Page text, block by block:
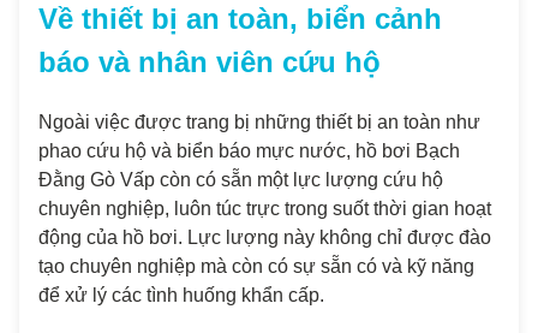
Về thiết bị an toàn, biển cảnh
báo và nhân viên cứu hộ
Ngoài việc được trang bị những thiết bị an toàn như
phao cứu hộ và biển báo mực nước, hồ bơi Bạch
Đằng Gò Vấp còn có sẵn một lực lượng cứu hộ
chuyên nghiệp, luôn túc trực trong suốt thời gian hoạt
động của hồ bơi. Lực lượng này không chỉ được đào
tạo chuyên nghiệp mà còn có sự sẵn có và kỹ năng
để xử lý các tình huống khẩn cấp.